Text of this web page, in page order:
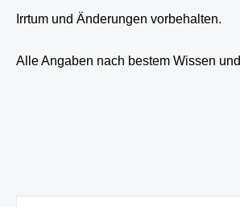
Irrtum und Änderungen vorbehalten.
Alle Angaben nach bestem Wissen